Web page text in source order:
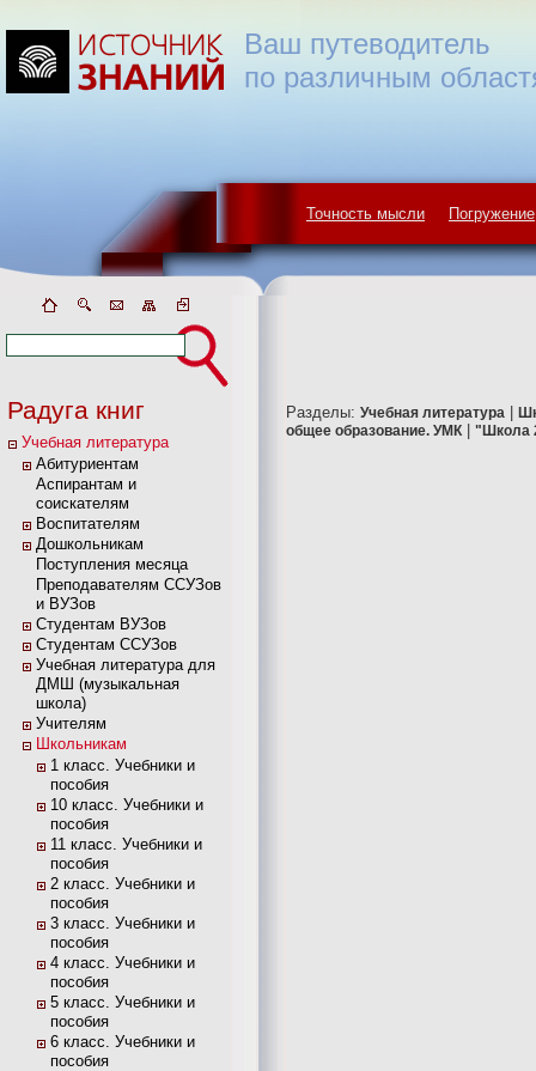
Точность мысли Погружение
Ваш путеводитель
по различным
Радуга книг
Учебная литература
Абитуриентам
Аспирантам и
соискателям
Воспитателям
Дошкольникам
Поступления месяца
Преподавателям ССУЗов
и ВУЗов
Студентам ВУЗов
Студентам ССУЗов
Учебная литература для
ДМШ (музыкальная
школа)
Учителям
Школьникам
1 класс. Учебники и
пособия
10 класс. Учебники и
пособия
11 класс. Учебники и
пособия
2 класс. Учебники и
пособия
3 класс. Учебники и
пособия
4 класс. Учебники и
пособия
5 класс. Учебники и
пособия
6 класс. Учебники и
пособия
Разделы: Учебная литература
общее образование. УМК
"Школа